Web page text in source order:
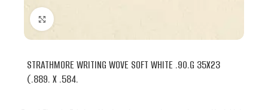
STRATHMORE WRITING WOVE SOFT WHITE .90.G 35X23
(.889. X .584.